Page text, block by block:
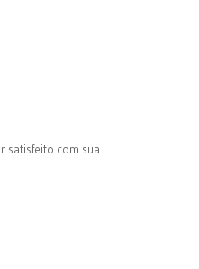
satisfeito com sua